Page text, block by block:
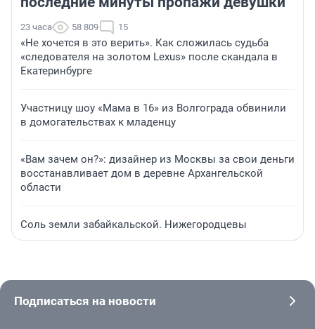
23 часа 58 809 15
«Не хочется в это верить». Как сложилась судьба
«следователя на золотом Lexus» после скандала в
Екатеринбурге
Участницу шоу «Мама в 16» из Волгограда обвинили
в домогательствах к младенцу
«Вам зачем он?»: дизайнер из Москвы за свои деньги
восстанавливает дом в деревне Архангельской
области
Соль земли забайкальской. Нижегородцевы
Подписаться на новости